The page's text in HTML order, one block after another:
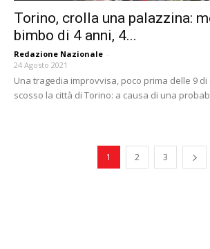
Torino, crolla una palazzina:
bimbo di 4 anni, 4...
Redazione Nazionale -
24 Agosto 2021
Una tragedia improvvisa, poco prima delle 9
scosso la città di Torino: a causa di una
1 2 3